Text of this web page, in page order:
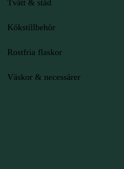
Tvätt & städ
Kökstillbehör
Rostfria flaskor
Väskor & necessärer